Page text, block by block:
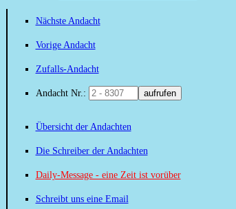
Nächste Andacht
Vorige Andacht
Zufalls-Andacht
Andacht Nr.: aufrufen
Übersicht der Andachten
Die Schreiber der Andachten
Daily-Message - eine Zeit ist vorüber
Schreibt uns eine Email